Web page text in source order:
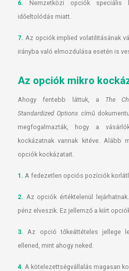
6. Nemzetközi opciók speciális
időeltolódás miatt.
7. Az opciók implied volatilitásának
irányba való elmozdulása esetén is
Az opciók mikro
Ahogy fentebb láttuk, a The
Standardized Options című
megfogalmazták, hogy a
kockázatnak vannak kitéve. Alább
opciók kockázatait.
1. A fedezetlen opciós pozíciók
2. Az opciók értéktelenül
pénz elveszik. Ez jellemző a kiírt opciók
3. Az opció tőkeáttételes jellege
ellened, mint ahogy neked.
4. A kötelezettségvállalás magasan